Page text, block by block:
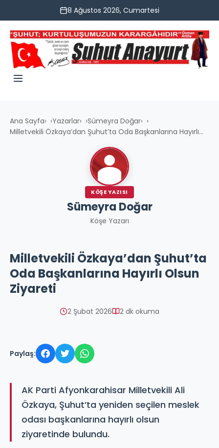
8 Ağustos 2026, Cumartesi
Ana Sayfa› Yazarlar› Sümeyra Doğar›
Milletvekili Özkaya’dan Şuhut’ta Oda Başkanlarına Hayırlı...
KÖŞE YAZISI
Sümeyra Doğar
Köşe Yazarı
Milletvekili Özkaya’dan Şuhut’ta
Oda Başkanlarına Hayırlı Olsun
Ziyareti
2 Şubat 2026 2 dk okuma
Paylaş:
AK Parti Afyonkarahisar Milletvekili Ali
Özkaya, Şuhut’ta yeniden seçilen meslek
odası başkanlarına hayırlı olsun
ziyaretinde bulundu.